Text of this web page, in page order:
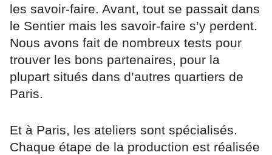
les savoir-faire. Avant, tout se passait dans
le Sentier mais les savoir-faire s’y perdent.
Nous avons fait de nombreux tests pour
trouver les bons partenaires, pour la
plupart situés dans d’autres quartiers de
Paris.
Et à Paris, les ateliers sont spécialisés.
Chaque étape de la production est réalisée